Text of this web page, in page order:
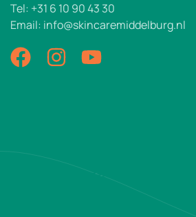
Tel: +31 6 10 90 43 30
Email: info@skincaremiddelburg.nl